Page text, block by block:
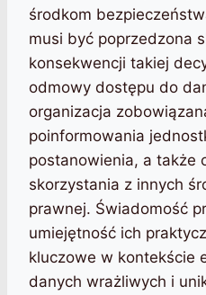
środkom
musi być poprzedzona
konsekwencji takiej
odmowy dostępu do
organizacja
poinformowania
postanowienia, a także
skorzystania z innych
prawnej. Świadomość
umiejętność ich
kluczowe w kontekście
danych wrażliwych i